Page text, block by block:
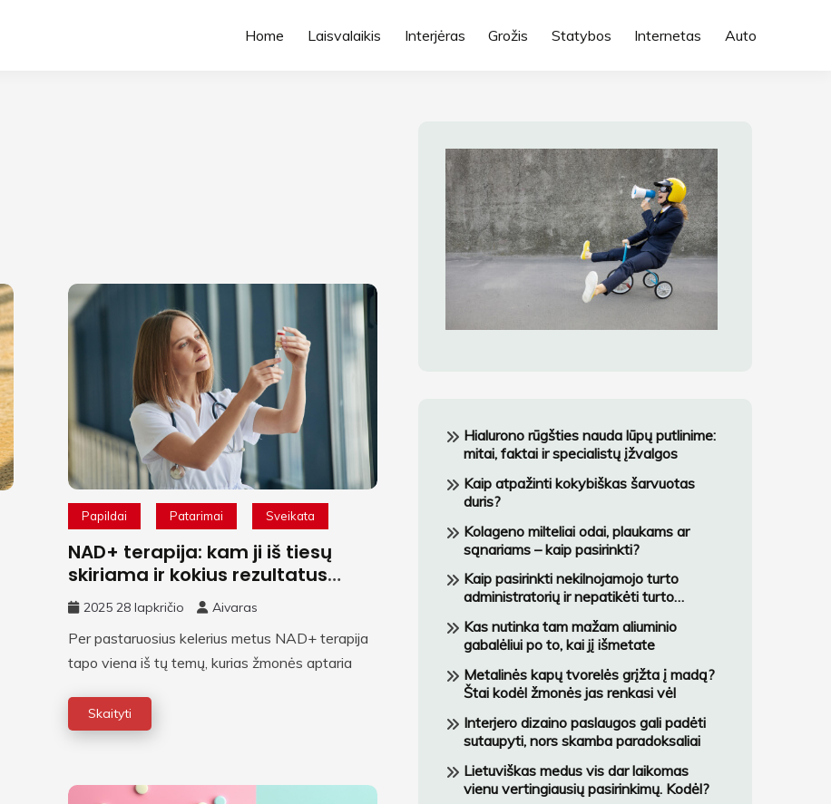
Home Laisvalaikis Interjėras Grožis Statybos Internetas Auto
Papildai Patarimai Sveikata
NAD+ terapija: kam ji iš tiesų
skiriama ir kokius rezultatus
mato gydytojai?
2025 28 lapkričio Aivaras
Per pastaruosius kelerius metus NAD+ terapija
tapo viena iš tų temų, kurias žmonės aptaria
Skaityti
Hialurono rūgšties nauda lūpų putlinime:
mitai, faktai ir specialistų įžvalgos
Kaip atpažinti kokybiškas šarvuotas
duris?
Kolageno milteliai odai, plaukams ar
sąnariams – kaip pasirinkti?
Kaip pasirinkti nekilnojamojo turto
administratorių ir nepatikėti turto
Kas nutinka tam mažam aliuminio
gabalėliui po to, kai jį išmetate
Metalinės kapų tvorelės grįžta į madą?
Štai kodėl žmonės jas renkasi vėl
Interjero dizaino paslaugos gali padėti
sutaupyti, nors skamba paradoksaliai
Lietuviškas medus vis dar laikomas
vienu vertingiausių pasirinkimų. Kodėl?